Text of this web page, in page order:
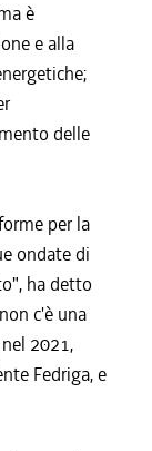
è
e alla
delle
per la
ondate di
ha detto
c'è una
2021,
Fedriga, e